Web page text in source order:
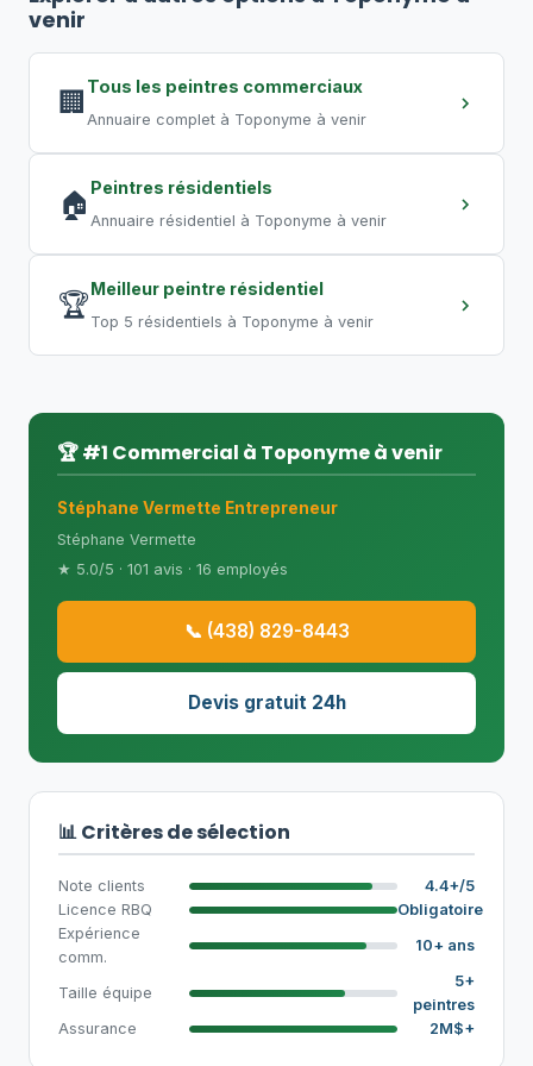
peut nécessiter5 à 10 jours. Un grand
compresser les délais.
venir
🏢 Tous les peintres commerciaux
Annuaire complet à Toponyme à venir
🏠 Peintres résidentiels
Annuaire résidentiel à Toponyme à venir
🏆Meilleur peintre résidentiel
Top 5 résidentiels à Toponyme à venir
🏆 #1 Commercial à Toponyme à venir
Stéphane Vermette Entrepreneur
Stéphane Vermette
★ 5.0/5 · 101 avis · 16 employés
📞 (438) 829-8443
Devis gratuit 24h
📊 Critères de sélection
Note clients
4.4+/5
Licence RBQ
Obligatoire
Expérience
comm.
10+ ans
Taille équipe
5+
peintres
Assurance
2M$+